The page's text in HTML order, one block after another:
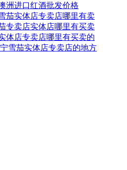
洲进口红酒批发价格
茄实体店专卖店哪里有卖
专卖店实体店哪里有买卖
体店专卖店哪里有买卖的
雪茄实体店专卖店的地方